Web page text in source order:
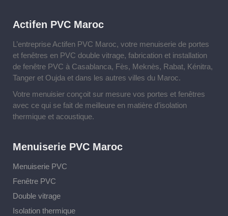
Actifen PVC Maroc
L’entreprise Actifen PVC Maroc, votre menuiserie de portes
et fenêtres en PVC double vitrage, fabrication et installation
de fenêtre PVC à Casablanca, Fès, Meknès, Rabat, Kénitra,
Tanger et Oujda et dans les autres villes du Maroc.
Votre menuisier conçoit sur mesure vos portes et fenêtres
avec ce qui se fait de meilleure en matière d’isolation
thermique et acoustique.
Menuiserie PVC Maroc
Menuiserie PVC
Fenêtre PVC
Double vitrage
Isolation thermique